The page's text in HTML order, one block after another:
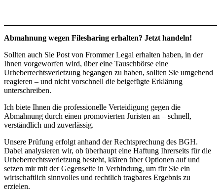
Abmahnung wegen Filesharing erhalten? Jetzt handeln!
Sollten auch Sie Post von Frommer Legal erhalten haben, in der
Ihnen vorgeworfen wird, über eine Tauschbörse eine
Urheberrechtsverletzung begangen zu haben, sollten Sie umgehend
reagieren – und nicht vorschnell die beigefügte Erklärung
unterschreiben.
Ich biete Ihnen die professionelle Verteidigung gegen die
Abmahnung durch einen promovierten Juristen an – schnell,
verständlich und zuverlässig.
Unsere Prüfung erfolgt anhand der Rechtsprechung des BGH.
Dabei analysieren wir, ob überhaupt eine Haftung Ihrerseits für die
Urheberrechtsverletzung besteht, klären über Optionen auf und
setzen mir mit der Gegenseite in Verbindung, um für Sie ein
wirtschaftlich sinnvolles und rechtlich tragbares Ergebnis zu
erzielen.